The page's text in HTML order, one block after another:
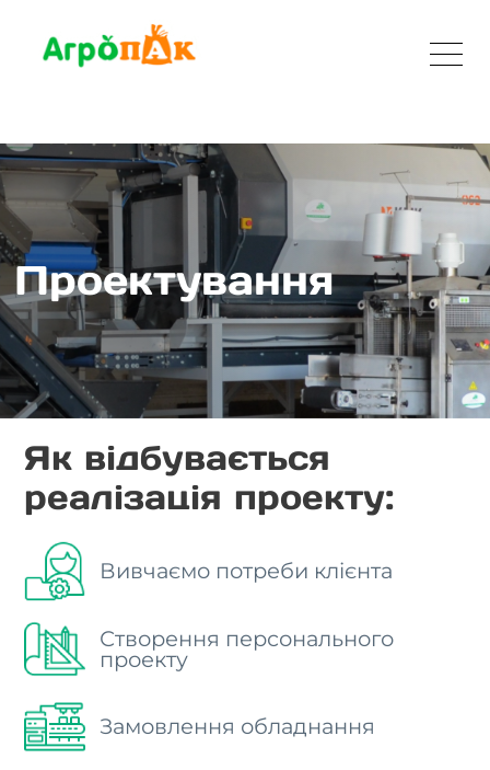
Проектування
Як відбувається
реалізація проекту:
Вивчаємо потреби клієнта
Створення персонального
проекту
Замовлення обладнання